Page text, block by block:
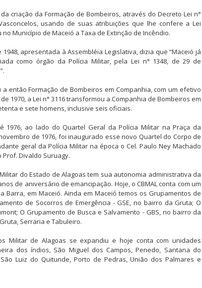
criação da Formação de Bombeiros, através do Decreto Lei n°
usando de suas atribuições que lhe confere a Lei
Município de Maceió a Taxa de Extinção de Incêndio.
apresentada à Assembléia Legislativa, dizia que “Maceió já
como órgão da Polícia Militar, pela Lei n° 1348, de 29 de
então Formação de Bombeiros em Companhia, com um efetivo
1970, a Lei n° 3116 transformou a Companhia de Bombeiros em
e sete homens, inclusive seis oficiais.
1976, ao lado do Quartel Geral da Polícia Militar na Praça da
de 1976, foi inaugurado esse novo Quartel do Corpo de
geral da Polícia Militar na época o Cel. Paulo Ney Machado
Divaldo Suruagy.
do Estado de Alagoas tem sua autonomia administrativa da
de aniversário de emancipação. Hoje, o CBMAL conta com um
Barra, em Maceió. Ainda em Maceió temos os Grupamentos de
de Socorros de Emergência - GSE, no bairro da Gruta; O
O Grupamento de Busca e Salvamento - GBS, no bairro da
Serraria e Tabuleiro.
Militar de Alagoas se expandiu e hoje conta com unidades
dos índios, São Miguel dos Campos, Penedo, Santana do
Luiz do Quitunde, Porto de Pedras, União dos Palmares e